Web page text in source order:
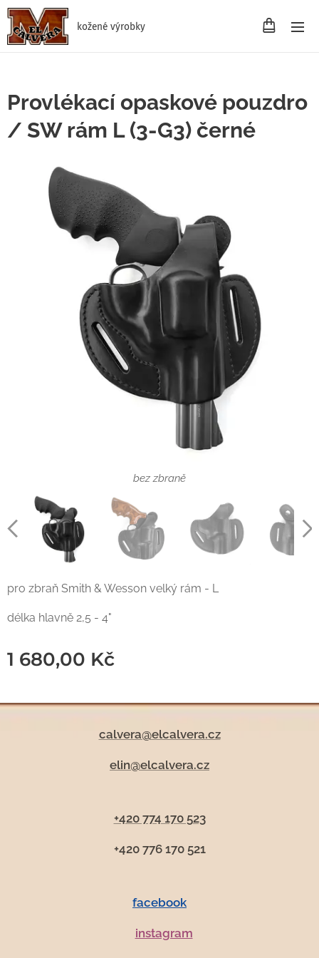
kožené výrobky
Provlékací opaskové pouzdro
/ SW rám L (3-G3) černé
bez zbraně
bez zbraně
pro zbraň Smith & Wesson velký rám - L
délka hlavně 2,5 - 4"
1 680,00 Kč
calvera@elcalvera.cz
elin@elcalvera.cz
+420 774 170 523
+420 776 170 521
facebook
instagram